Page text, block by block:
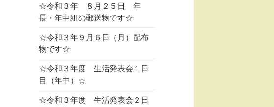
☆令和３年 ８月２５日 年
長・年中組の郵送物です☆
☆令和３年９月６日（月）配布
物です☆
☆令和３年度 生活発表会１日
目（年中）☆
☆令和３年度 生活発表会２日